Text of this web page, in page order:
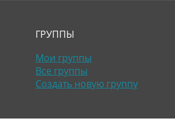
ГРУППЫ
Мои группы
Все группы
Создать новую группу